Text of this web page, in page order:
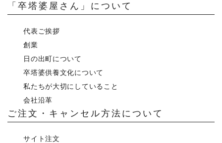
「卒塔婆屋さん」について
代表ご挨拶
創業
日の出町について
卒塔婆供養文化について
私たちが大切にしていること
会社沿革
ご注文・キャンセル方法について
サイト注文